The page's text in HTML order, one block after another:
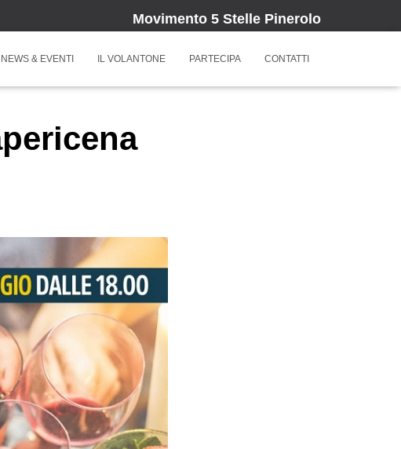
Movimento 5 Stelle Pinerolo
NEWS & EVENTI IL VOLANTONE PARTECIPA CONTATTI